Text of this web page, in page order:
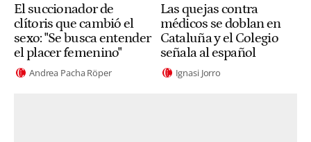
El succionador de
clítoris que cambió el
sexo: "Se busca entender
el placer femenino"
Andrea Pacha Röper
Las quejas contra
médicos se doblan en
Cataluña y el Colegio
señala al español
Ignasi Jorro